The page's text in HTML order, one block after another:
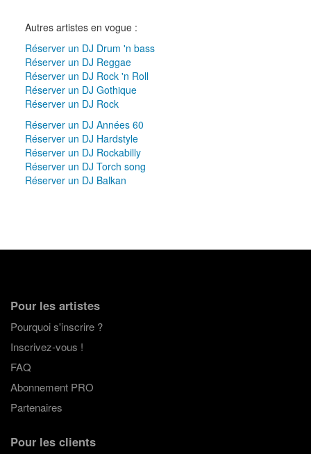
Autres artistes en vogue :
Réserver un DJ Drum 'n bass
Réserver un DJ Reggae
Réserver un DJ Rock 'n Roll
Réserver un DJ Gothique
Réserver un DJ Rock
Réserver un DJ Années 60
Réserver un DJ Hardstyle
Réserver un DJ Rockabilly
Réserver un DJ Torch song
Réserver un DJ Balkan
Pour les artistes
Pourquoi s'inscrire ?
Inscrivez-vous !
FAQ
Abonnement PRO
Partenaires
Pour les clients